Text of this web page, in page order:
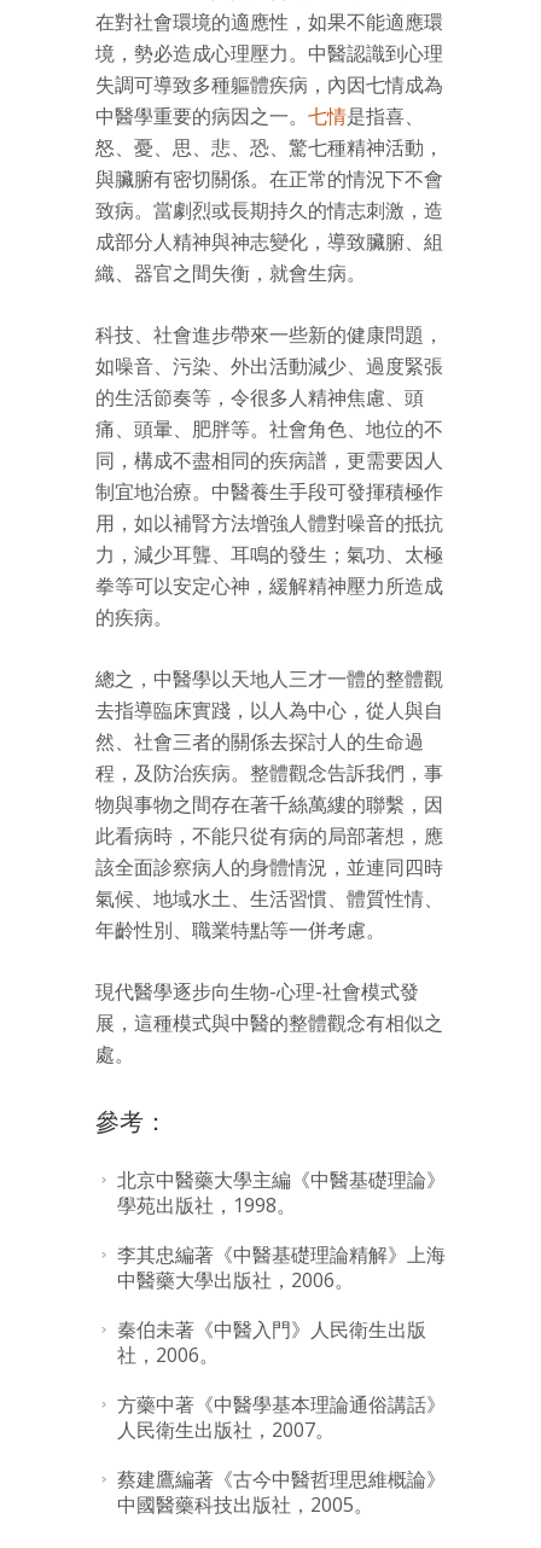
在對社會環境的適應性，如果不能適應環
境，勢必造成心理壓力。中醫認識到心理
失調可導致多種軀體疾病，內因七情成為
中醫學重要的病因之一。 七情是指喜、
怒、憂、思、悲、恐、驚七種精神活動，
與臟腑有密切關係。在正常的情況下不會
致病。當劇烈或長期持久的情志刺激，造
成部分人精神與神志變化，導致臟腑、組
織、器官之間失衡，就會生病。
科技、社會進步帶來一些新的健康問題，
如噪音、污染、外出活動減少、過度緊張
的生活節奏等，令很多人精神焦慮、頭
痛、頭暈、肥胖等。社會角色、地位的不
同，構成不盡相同的疾病譜，更需要因人
制宜地治療。中醫養生手段可發揮積極作
用，如以補腎方法增強人體對噪音的抵抗
力，減少耳聾、耳鳴的發生；氣功、太極
拳等可以安定心神，緩解精神壓力所造成
的疾病。
總之，中醫學以天地人三才一體的整體觀
去指導臨床實踐，以人為中心，從人與自
然、社會三者的關係去探討人的生命過
程，及防治疾病。整體觀念告訴我們，事
物與事物之間存在著千絲萬縷的聯繫，因
此看病時，不能只從有病的局部著想，應
該全面診察病人的身體情況，並連同四時
氣候、地域水土、生活習慣、體質性情、
年齡性別、職業特點等一併考慮。
現代醫學逐步向生物-心理-社會模式發
展，這種模式與中醫的整體觀念有相似之
處。
參考：
北京中醫藥大學主編《中醫基礎理論》
學苑出版社，1998。
李其忠編著《中醫基礎理論精解》上海
中醫藥大學出版社，2006。
秦伯未著《中醫入門》人民衛生出版
社，2006。
方藥中著《中醫學基本理論通俗講話》
人民衛生出版社，2007。
蔡建鷹編著《古今中醫哲理思維概論》
中國醫藥科技出版社，2005。